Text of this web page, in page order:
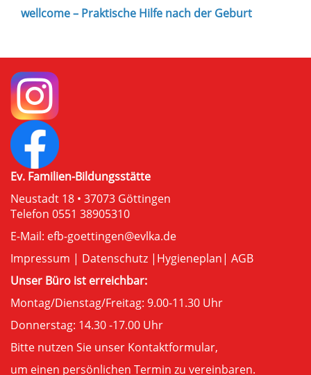
wellcome – Praktische Hilfe nach der Geburt
Ev. Familien-Bildungsstätte
Neustadt 18 • 37073 Göttingen
Telefon 0551 38905310
E-Mail: efb-goettingen@evlka.de
Impressum | Datenschutz | Hygieneplan| AGB
Unser Büro ist erreichbar:
Montag/Dienstag/Freitag: 9.00-11.30 Uhr
Donnerstag: 14.30 -17.00 Uhr
Bitte nutzen Sie unser Kontaktformular,
um einen persönlichen Termin zu vereinbaren.